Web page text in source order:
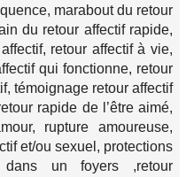
marabout du retour
du retour affectif rapide,
retour affectif à vie,
qui fonctionne, retour
témoignage retour affectif
rapide de l’être aimé,
rupture amoureuse,
et/ou sexuel, protections
dans un foyers ,retour